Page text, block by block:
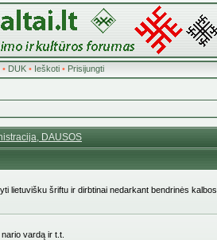
• DUK• Ieškoti• Prisijungti
DAUSOS
lietuvišku šriftu ir dirbtinai nedarkant bendrinės kalbos.
vardą ir t.t.